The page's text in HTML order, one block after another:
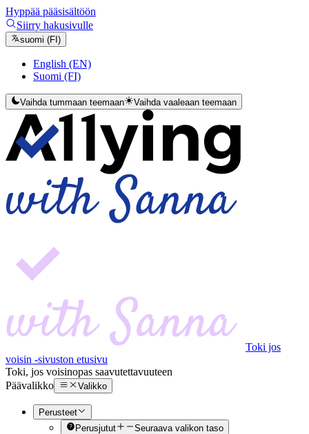
Hyppää pääsisältöön
Siirry hakusivulle
suomi (FI)
English (EN)
Suomi (FI)
Vaihda tummaan teemaan Vaihda vaaleaan teemaan
Toki jos
voisin -sivuston etusivu
Toki, jos voisinopas saavutettavuuteen
Päävalikko
Valikko
Perusteet
Perusjutut
Seuraava valikon taso